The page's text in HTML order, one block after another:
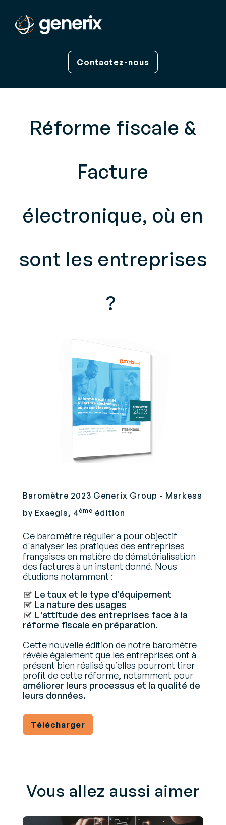
Contactez-nous
Réforme fiscale &
Facture
électronique, où en
sont les entreprises
?
Baromètre 2023 Generix Group - Markess
by Exaegis, 4ème édition
Ce baromètre régulier a pour objectif
d'analyser les pratiques des entreprises
françaises en matière de dématérialisation
des factures à un instant donné. Nous
étudions notamment :
Le taux et le type d’équipement
La nature des usages
L'attitude des entreprises face à la
réforme fiscale en préparation.
Cette nouvelle édition de notre baromètre
révèle également que les entreprises ont à
présent bien réalisé qu’elles pourront tirer
profit de cette réforme, notamment pour
améliorer leurs processus et la qualité de
leurs données.
Télécharger
Vous allez aussi aimer